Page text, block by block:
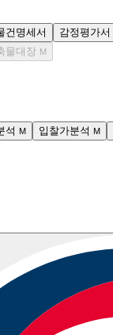
건명세서 감정평가서
물대장 M
석 M 입찰가분석 M